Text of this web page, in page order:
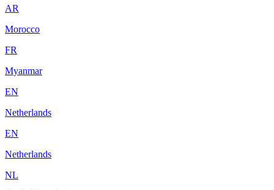
AR
Morocco
FR
Myanmar
EN
Netherlands
EN
Netherlands
NL